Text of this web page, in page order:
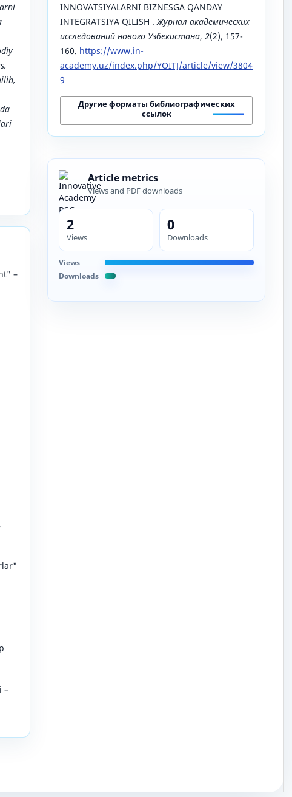
–
–
INNOVATSIYALARNI BIZNESGA QANDAY
INTEGRATSIYA QILISH .Журнал академических
исследований нового Узбекистана, 2(2), 157-
160. https://www.in-
academy.uz/index.php/YOITJ/article/view/3804
9
Другие форматы библиографических
ссылок
Article metrics
Views and PDF downloads
2
Views
0
Downloads
Views
Downloads